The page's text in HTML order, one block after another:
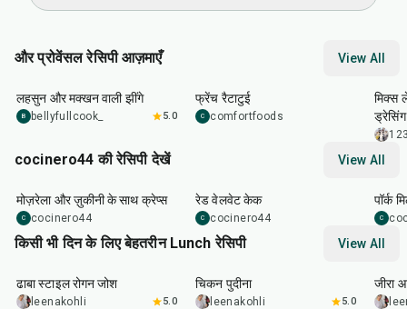
और प्रोवेंसल रेसिपी आज़माएँ View All
25 min
लहसुन और मक्खन वाली झींगे
B bellyfullcook_ 5.0
फ्रेंच रैटाटुई
C comfortfoods
मिक्स
ड्रेसिंग
cocinero44 की रेसिपी देखें View All
मोज़रेला और ज़ुकीनी के साथ क्रेप्स
C cocinero44
रेड वेलवेट केक
C cocinero44
पॉर्क
C
किसी भी दिन के लिए बेहतरीन Lunch रेसिपी View All
1 min
ढाबा स्टाइल रोगन जोश
leenakohli 5.0
hr 15
चिकन पुदीना
leenakohli 5.0
जीरा